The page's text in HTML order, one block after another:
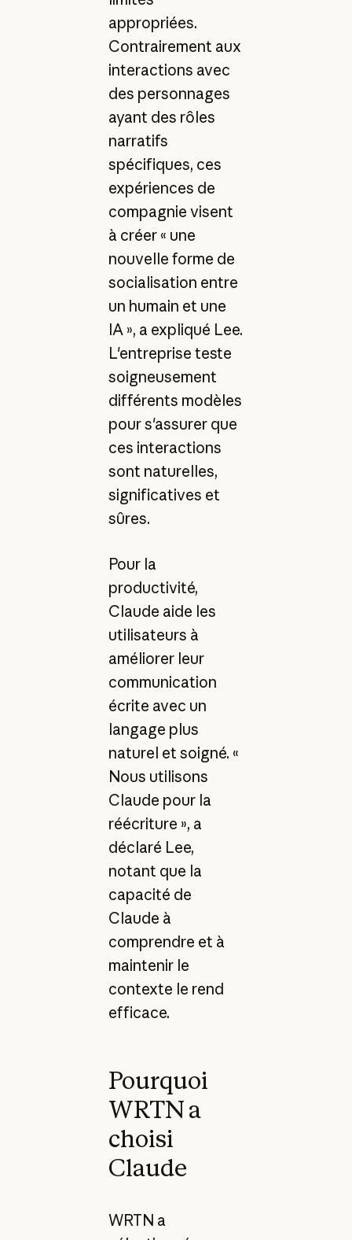
appropriées.
Contrairement aux
interactions avec
des personnages
ayant des rôles
narratifs
spécifiques, ces
expériences de
compagnie visent
à créer « une
nouvelle forme de
socialisation entre
un humain et une
IA », a expliqué Lee.
L'entreprise teste
soigneusement
différents modèles
pour s'assurer que
ces interactions
sont naturelles,
significatives et
sûres.
Pour la
productivité,
Claude aide les
utilisateurs à
améliorer leur
communication
écrite avec un
langage plus
naturel et soigné. «
Nous utilisons
Claude pour la
réécriture », a
déclaré Lee,
notant que la
capacité de
Claude à
comprendre et à
maintenir le
contexte le rend
efficace.
Pourquoi
WRTN a
choisi
Claude
WRTN a